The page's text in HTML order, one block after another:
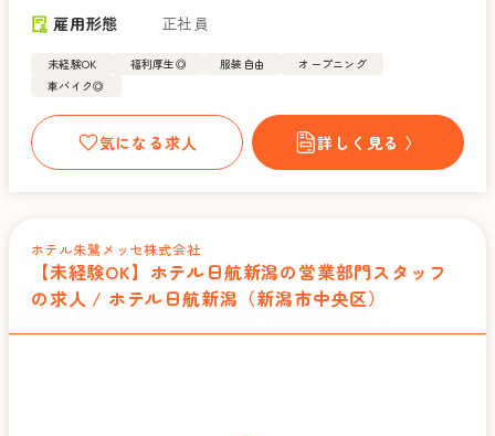
雇用形態
正社員
未経験OK 福利厚生◎ 服装自由
オープニング
車バイク◎
気になる求人 詳しく見る 〉
ホテル朱鷺メッセ株式会社
【未経験OK】ホテル日航新潟の営業部門スタッフ
の求人 / ホテル日航新潟（新潟市中央区）